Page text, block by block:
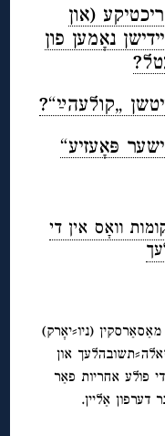
(און
נאָמען פון
„קולעהײַ“?
פּאָעזיע“
וואָס אין די
(ניו⸗יאָרק)
און
פולע אחריות פאַר
דערפון אַליין.